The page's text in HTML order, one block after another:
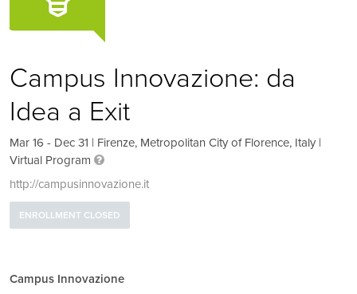
Campus Innovazione: da
Idea a Exit
Mar 16 - Dec 31 | Firenze, Metropolitan City of Florence, Italy |
Virtual Program
http://campusinnovazione.it
ENROLLMENT CLOSED
Campus Innovazione